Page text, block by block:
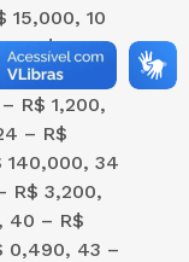
15,000, 10
– R$
18,000, 16
R$ 1,200,
– R$
140,000, 34
R$ 3,200,
40 – R$
0,490, 43 –